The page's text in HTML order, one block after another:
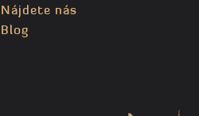
Nájdete nás
Blog